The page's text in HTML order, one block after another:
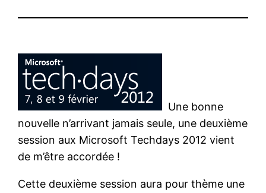
Une bonne
nouvelle n’arrivant jamais seule, une deuxième
session aux Microsoft Techdays 2012 vient
de m’être accordée !
Cette deuxième session aura pour thème une